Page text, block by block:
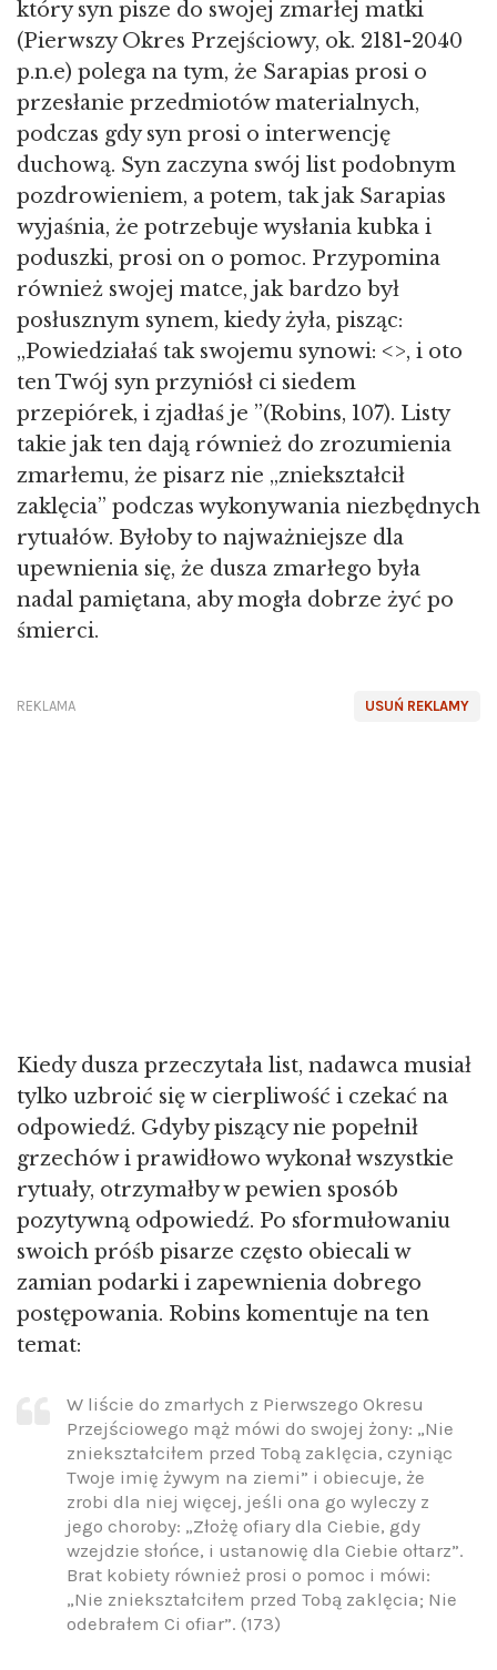
który syn pisze do swojej zmarłej matki
(Pierwszy Okres Przejściowy, ok. 2181-2040
p.n.e) polega na tym, że Sarapias prosi o
przesłanie przedmiotów materialnych,
podczas gdy syn prosi o interwencję
duchową. Syn zaczyna swój list podobnym
pozdrowieniem, a potem, tak jak Sarapias
wyjaśnia, że potrzebuje wysłania kubka i
poduszki, prosi on o pomoc. Przypomina
również swojej matce, jak bardzo był
posłusznym synem, kiedy żyła, pisząc:
„Powiedziałaś tak swojemu synowi: <>, i oto
ten Twój syn przyniósł ci siedem
przepiórek, i zjadłaś je ”(Robins, 107). Listy
takie jak ten dają również do zrozumienia
zmarłemu, że pisarz nie „zniekształcił
zaklęcia” podczas wykonywania niezbędnych
rytuałów. Byłoby to najważniejsze dla
upewnienia się, że dusza zmarłego była
nadal pamiętana, aby mogła dobrze żyć po
śmierci.
USUŃ REKLAMY
REKLAMA
Kiedy dusza przeczytała list, nadawca musiał
tylko uzbroić się w cierpliwość i czekać na
odpowiedź. Gdyby piszący nie popełnił
grzechów i prawidłowo wykonał wszystkie
rytuały, otrzymałby w pewien sposób
pozytywną odpowiedź. Po sformułowaniu
swoich próśb pisarze często obiecali w
zamian podarki i zapewnienia dobrego
postępowania. Robins komentuje na ten
temat:
W liście do zmarłych z Pierwszego Okresu
Przejściowego mąż mówi do swojej żony: „Nie
zniekształciłem przed Tobą zaklęcia, czyniąc
Twoje imię żywym na ziemi” i obiecuje, że
zrobi dla niej więcej, jeśli ona go wyleczy z
jego choroby: „Złożę ofiary dla Ciebie, gdy
wzejdzie słońce, i ustanowię dla Ciebie ołtarz”.
Brat kobiety również prosi o pomoc i mówi:
„Nie zniekształciłem przed Tobą zaklęcia; Nie
odebrałem Ci ofiar”. (173)